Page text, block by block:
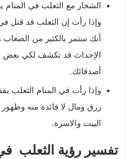
الشجار مع الثعلب في
وإذا رأت إن الثعلب قد قتل
أنك ستمر بالكثير من الصعاب
الإحداث قد تكشف لكي بعض
أصدقائك.
وإذا رأت في المنام الثعلب
رزق ومال لا فائدة منه
البيت والاسرة.
تفسير رؤية الثعلب